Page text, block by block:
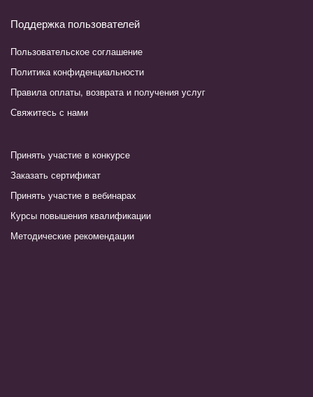
Поддержка пользователей
Пользовательское соглашение
Политика конфиденциальности
Правила оплаты, возврата и получения услуг
Свяжитесь с нами
Принять участие в конкурсе
Заказать сертификат
Принять участие в вебинарах
Курсы повышения квалификации
Методические рекомендации